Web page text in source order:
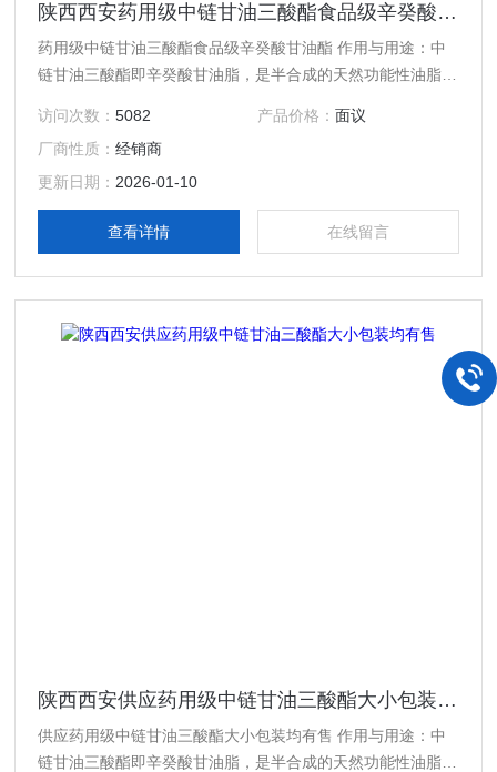
陕西西安药用级中链甘油三酸酯食品级辛癸酸甘油酯
药用级中链甘油三酸酯食品级辛癸酸甘油酯 作用与用途：中
链甘油三酸酯即辛癸酸甘油脂，是半合成的天然功能性油脂，
价值，欧美国家简称为MCT。该产品可广泛应用于药品、食
品、保健品及化妆品等方面。
访问次数：5082 产品价格： 面议
厂商性质：经销商
更新日期： 2026-01-10
查看详情 在线留言
陕西西安供应药用级中链甘油三酸酯大小包装均有售
供应药用级中链甘油三酸酯大小包装均有售 作用与用途：中
链甘油三酸酯即辛癸酸甘油脂，是半合成的天然功能性油脂，